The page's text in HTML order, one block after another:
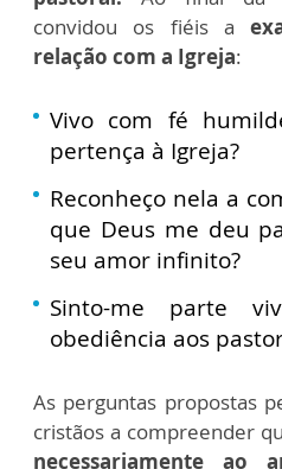
convidou os fiéis a
relação com a Igreja:
Vivo com fé
pertença à Igreja?
Reconheço nela a
que Deus me deu
seu amor infinito?
Sinto-me parte
obediência aos
As perguntas propostas
cristãos a compreender
necessariamente ao